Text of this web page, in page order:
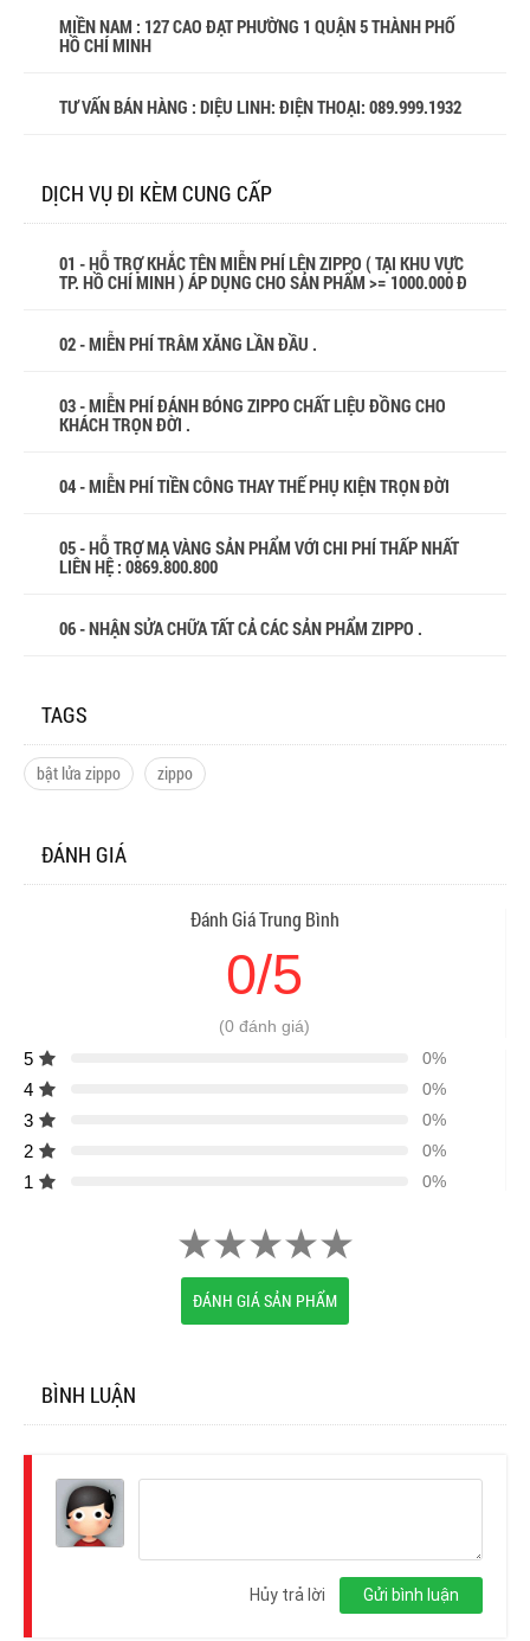
MIỀN NAM : 127 CAO ĐẠT PHƯỜNG 1 QUẬN 5 THÀNH PHỐ
HỒ CHÍ MINH
TƯ VẤN BÁN HÀNG : DIỆU LINH: ĐIỆN THOẠI: 089.999.1932
DỊCH VỤ ĐI KÈM CUNG CẤP
01 - HỖ TRỢ KHẮC TÊN MIỄN PHÍ LÊN ZIPPO ( TẠI KHU VỰC
TP. HỒ CHÍ MINH ) ÁP DỤNG CHO SẢN PHẨM >= 1000.000 Đ
02 - MIỄN PHÍ TRÂM XĂNG LẦN ĐẦU .
03 - MIỄN PHÍ ĐÁNH BÓNG ZIPPO CHẤT LIỆU ĐỒNG CHO
KHÁCH TRỌN ĐỜI .
04 - MIỄN PHÍ TIỀN CÔNG THAY THẾ PHỤ KIỆN TRỌN ĐỜI
05 - HỖ TRỢ MẠ VÀNG SẢN PHẨM VỚI CHI PHÍ THẤP NHẤT
LIÊN HỆ : 0869.800.800
06 - NHẬN SỬA CHỮA TẤT CẢ CÁC SẢN PHẨM ZIPPO .
TAGS
bật lửa zippo zippo
ĐÁNH GIÁ
Đánh Giá Trung Bình
0/5
(0 đánh giá)
5 0%
4 0%
3 0%
2 0%
1 0%
ĐÁNH GIÁ SẢN PHẨM
BÌNH LUẬN
Gửi bình luận
Hủy trả lời